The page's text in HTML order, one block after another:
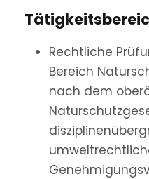
Rechtliche
Bereich
nach dem